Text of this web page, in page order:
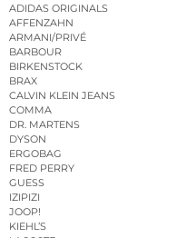
ADIDAS ORIGINALS
AFFENZAHN
ARMANI/PRIVÉ
BARBOUR
BIRKENSTOCK
BRAX
CALVIN KLEIN JEANS
COMMA
DR. MARTENS
DYSON
ERGOBAG
FRED PERRY
GUESS
IZIPIZI
JOOP!
KIEHL’S